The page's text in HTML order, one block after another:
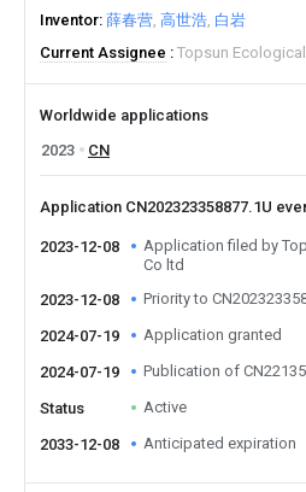
Inventor 薛春营 高世浩 白岩
Current Assignee
Topsun
Worldwide applications
2023
CN
Application CN202323358877.1U
2023-12-08
Application filed by
Co ltd
2023-12-08
Priority to
2024-07-19 Application granted
2024-07-19 Publication of
Status Active
2033-12-08 Anticipated expiration